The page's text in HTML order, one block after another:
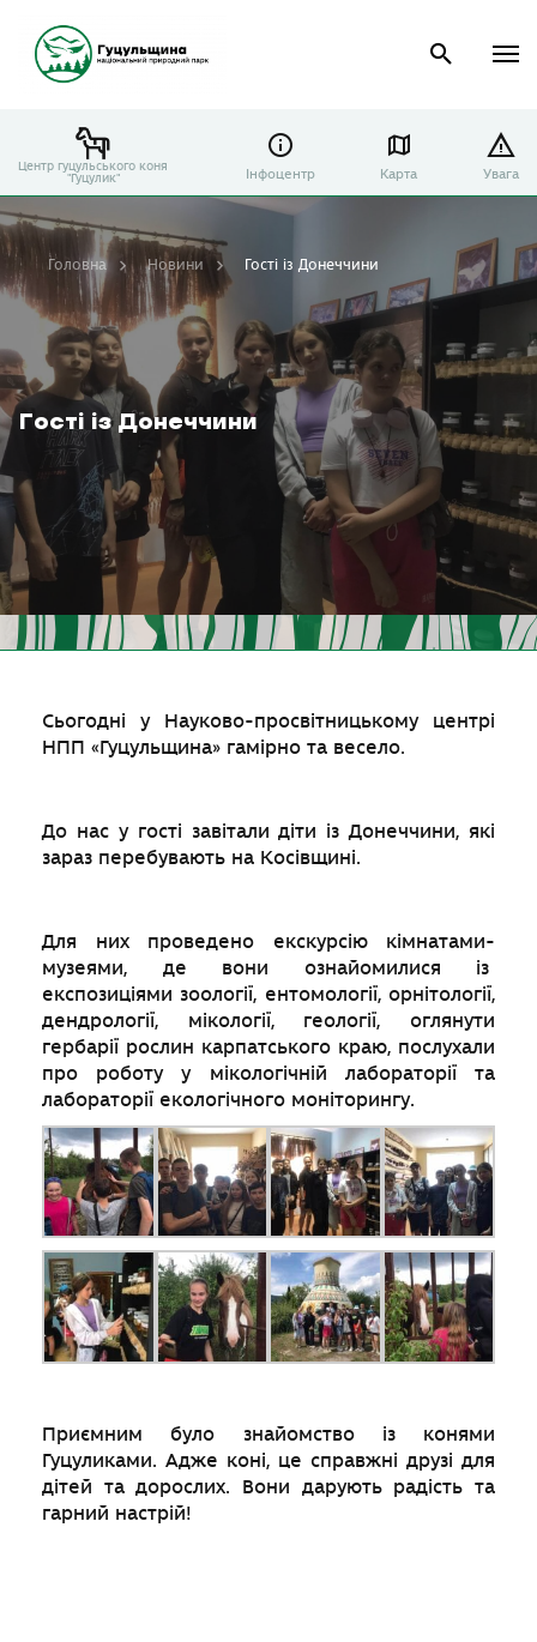
Центр гуцульського коня
"Гуцулик"
Інфоцентр Карта Увага
Гості із Донеччини
Головна Новини Гості із Донеччини
Сьогодні у Науково-просвітницькому центрі
НПП «Гуцульщина» гамірно та весело.
До нас у гості завітали діти із Донеччини, які
зараз перебувають на Косівщині.
Для них проведено екскурсію кімнатами-
музеями, де вони ознайомилися із
експозиціями зоології, ентомології, орнітології,
дендрології, мікології, геології, оглянути
гербарії рослин карпатського краю, послухали
про роботу у мікологічній лабораторії та
лабораторії екологічного моніторингу.
Приємним було знайомство із конями
Гуцуликами. Адже коні, це справжні друзі для
дітей та дорослих. Вони дарують радість та
гарний настрій!